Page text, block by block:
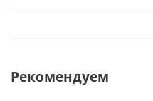
Рекомендуем